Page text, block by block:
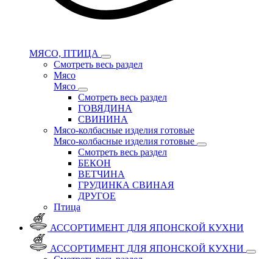
МЯСО, ПТИЦА
Смотреть весь раздел
Мясо
Мясо
Смотреть весь раздел
ГОВЯДИНА
СВИНИНА
Мясо-колбасные изделия готовые
Мясо-колбасные изделия готовые
Смотреть весь раздел
БЕКОН
ВЕТЧИНА
ГРУДИНКА СВИНАЯ
ДРУГОЕ
Птица
АССОРТИМЕНТ ДЛЯ ЯПОНСКОЙ КУХНИ
АССОРТИМЕНТ ДЛЯ ЯПОНСКОЙ КУХНИ